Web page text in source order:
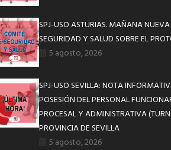
SPJ-USO ASTURIAS. MAÑANA
SEGURIDAD Y SALUD SOBRE EL
5 agosto, 2026
SPJ-USO SEVILLA: NOTA
POSESIÓN DEL PERSONAL
PROCESAL Y ADMINISTRATIVA
PROVINCIA DE SEVILLA
5 agosto, 2026